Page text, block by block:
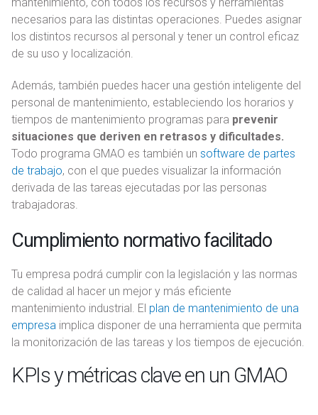
necesarios para las distintas operaciones. Puedes asignar
los distintos recursos al personal y tener un control eficaz
de su uso y localización.
Además, también puedes hacer una gestión inteligente del
personal de mantenimiento, estableciendo los horarios y
tiempos de mantenimiento programas para prevenir
situaciones que deriven en retrasos y dificultades.
Todo programa GMAO es también un software de partes
de trabajo, con el que puedes visualizar la información
derivada de las tareas ejecutadas por las personas
trabajadoras.
Cumplimiento normativo facilitado
Tu empresa podrá cumplir con la legislación y las normas
de calidad al hacer un mejor y más eficiente
mantenimiento industrial. El plan de mantenimiento de una
empresa implica disponer de una herramienta que permita
la monitorización de las tareas y los tiempos de ejecución.
KPIs y métricas clave en un GMAO